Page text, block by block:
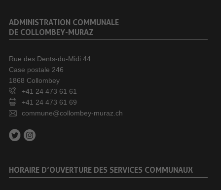
ADMINISTRATION COMMUNALE
DE COLLOMBEY-MURAZ
Rue des Dents-du-Midi 44
Case postale 246
1868 Collombey
+41 24 473 61 61
+41 24 473 61 69
commune@collombey-muraz.ch
HORAIRE D’OUVERTURE DES SERVICES COMMUNAUX